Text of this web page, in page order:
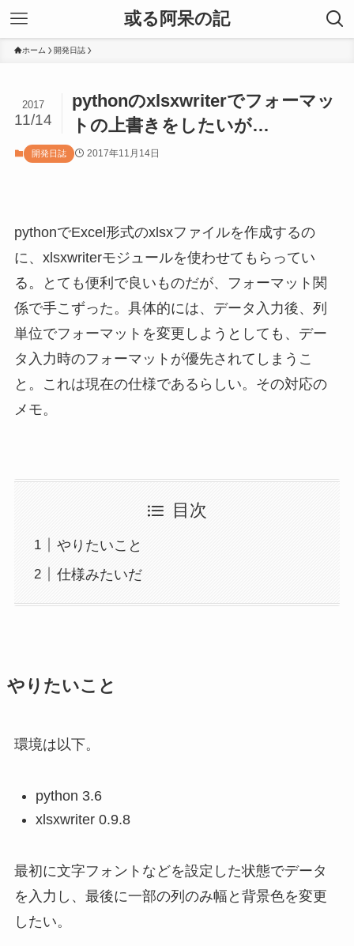
或る阿呆の記
ホーム 開発日誌
pythonのxlsxwriterでフォーマッ
トの上書きをしたいが…
2017
11/14
開発日誌 2017年11月14日
pythonでExcel形式のxlsxファイルを作成するの
に、xlsxwriterモジュールを使わせてもらってい
る。とても便利で良いものだが、フォーマット関
係で手こずった。具体的には、データ入力後、列
単位でフォーマットを変更しようとしても、デー
タ入力時のフォーマットが優先されてしまうこ
と。これは現在の仕様であるらしい。その対応の
メモ。
目次
やりたいこと
仕様みたいだ
やりたいこと
環境は以下。
python 3.6
xlsxwriter 0.9.8
最初に文字フォントなどを設定した状態でデータ
を入力し、最後に一部の列のみ幅と背景色を変更
したい。